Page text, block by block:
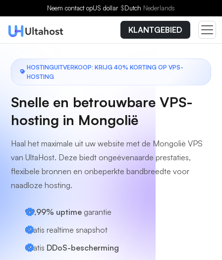
Neem contact opUS dollar $Dutch Nederlands
KLANTGEBIED
HOSTINGUITVERKOOP: KRIJG 40% KORTING OP VPS-
HOSTING
Snelle en betrouwbare VPS-
hosting in Mongolië
Haal het maximale uit uw website met de Mongolië VPS
van UltaHost. Deze biedt ongeëvenaarde prestaties,
flexibele bronnen en onbeperkte bandbreedte voor
naadloze hosting.
99,99% uptime garantie
Gratis realtime snapshot
Gratis DDoS-bescherming